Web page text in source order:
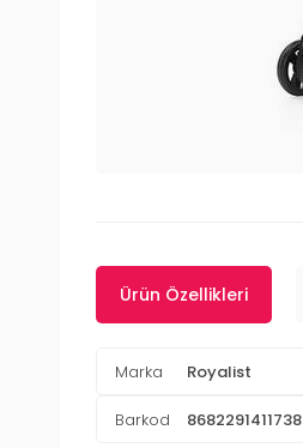
Ürün Özellikleri
Marka Royalist
Barkod 8682291411738